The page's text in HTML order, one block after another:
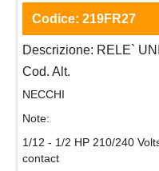
Codice: 219FR27
Descrizione: RELE`
Cod. Alt.
NECCHI
Note:
1/12 - 1/2 HP 210/240
contact